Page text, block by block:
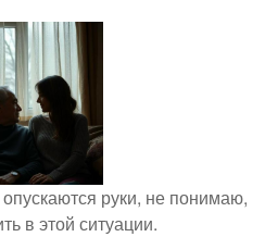
руки, не понимаю,
в этой ситуации.